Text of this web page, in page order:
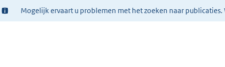
Ter
informatie:
Mogelijk ervaart u problemen met het zoeken naar